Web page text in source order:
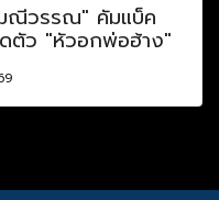
ณีวรรณ" คัมแบ็ค
ตัว "หัวอกพ่อฮ้าง"